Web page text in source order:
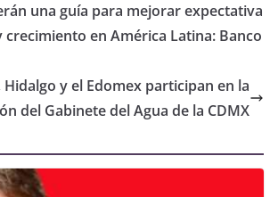
una guía para mejorar expectativa
en América Latina: Banco
y el Edomex participan en la
del Gabinete del Agua de la CDMX